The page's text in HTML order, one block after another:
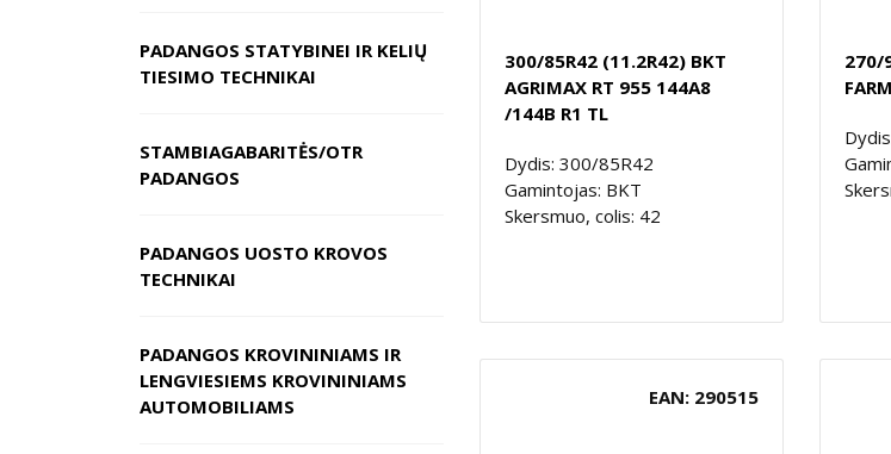
PADANGOS STATYBINEI IR KELIŲ
TIESIMO TECHNIKAI
STAMBIAGABARITĖS/OTR
PADANGOS
PADANGOS UOSTO KROVOS
TECHNIKAI
PADANGOS KROVININIAMS IR
LENGVIESIEMS KROVININIAMS
AUTOMOBILIAMS
300/85R42 (11.2R42) BKT
AGRIMAX RT 955 144A8
/144B R1 TL
Dydis: 300/85R42
Gamintojas: BKT
Skersmuo, colis: 42
270/
EAN: 290515